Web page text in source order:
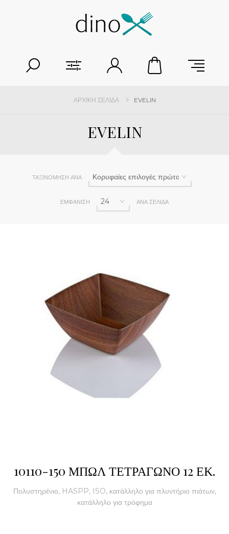
ΑΡΧΙΚΉ ΣΕΛΊΔΑ EVELIN
EVELIN
ΤΑΞΙΝΌΜΗΣΗ ΑΝΆ
ΕΜΦΆΝΙΣΗ ΑΝΆ ΣΕΛΊΔΑ
10110-150 ΜΠΩΛ ΤΕΤΡΑΓΩΝΟ 12 ΕΚ.
Πολυστηρένιο, HASPP, ISO, κατάλληλο για πλυντήριο πιάτων,
κατάλληλο για τρόφημα